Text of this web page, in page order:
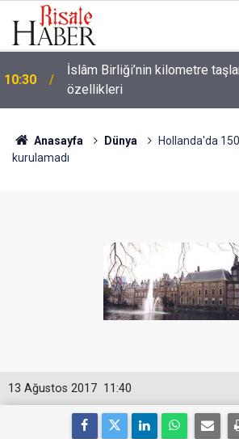
09:47
Ünlü futbolcu Dembele:
göstermemesi dini bir mesele!
Anasayfa Dünya
Hollanda'da
kurulamadı
11:40
13 Ağustos 2017